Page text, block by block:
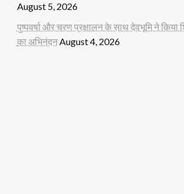
August 5, 2026
पुष्पवर्षा और चरण प्रक्षालन के साथ देवभूमि ने किया
का अभिनंदनAugust 4, 2026